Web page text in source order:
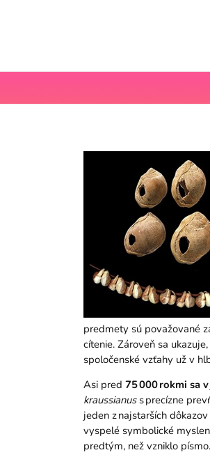
predmety sú považované
cítenie. Zároveň sa
spoločenské vzťahy už v
Asi pred 75 000 rokmi sa
kraussianuss precízne
jeden z najstarších
vyspelé symbolické
predtým, než vzniklo písmo.